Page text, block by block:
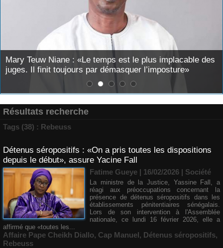
Mary Teuw Niane : «Le temps est le plus implacable des
juges. Il finit toujours par démasquer l’imposture»
Résultats recherche
Tags (38) : Rebeuss
​Détenus séropositifs : «On a pris toutes les dispositions
depuis le début», assure Yacine Fall
Fatime Gueye | 16/02/2026 | Société
La ministre de la Justice, Yassine Fall, a
réagi aux préoccupations concernant la
présence de détenus séropositifs dans les
établissements pénitentiaires sénégalais.
Lors de son intervention à l'Assemblée
nationale, ce lundi 16 février 2026, elle a
affirmé que «toutes les...
Affaire Pape Cheikh Diallo, Cap Manuel, Détenus séropositifs,
Rebeuss